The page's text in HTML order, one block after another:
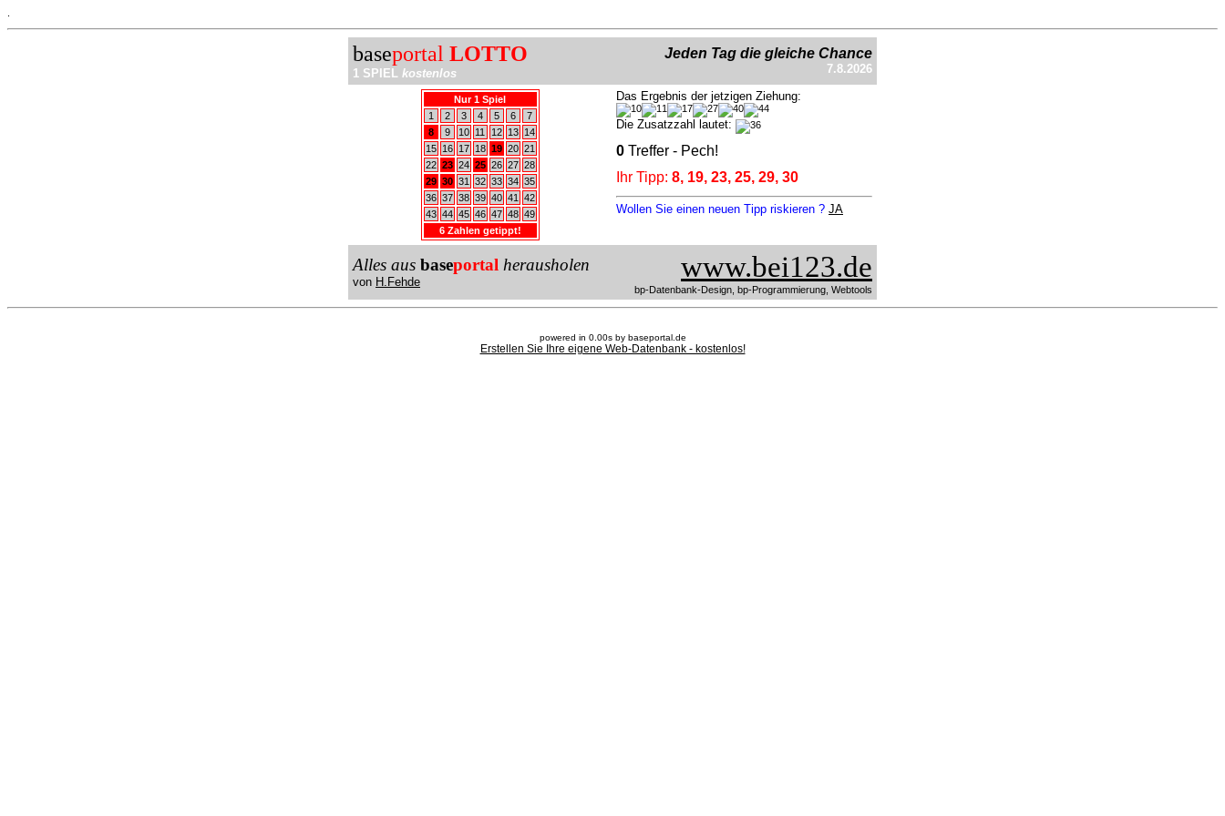
baseportal LOTTO
1 SPIEL kostenlos
Jeden Tag die gleiche Chance
7.8.2026
Nur 1 Spiel
1
2 3 4 5 6
7
8
9 10 11 12 13
14
15
16 17 18 19 20 21
22 23 24 25 26 27 28
29 30 31 32 33 34 35
36 37 38 39 40 41
42
43 44 45 46 47 48 49
6 Zahlen getippt!
Das Ergebnis der jetzigen Ziehung:
Die Zusatzzahl lautet:
0 Treffer - Pech!
Ihr Tipp: 8, 19, 23, 25, 29, 30
Wollen Sie einen neuen Tipp riskieren ? JA
Alles aus baseportal herausholen
von H.Fehde www.bei123.de
bp-Datenbank-Design, bp-Programmierung, Webtools
powered in 0.00s by baseportal.de
Erstellen Sie Ihre eigene Web-Datenbank - kostenlos!